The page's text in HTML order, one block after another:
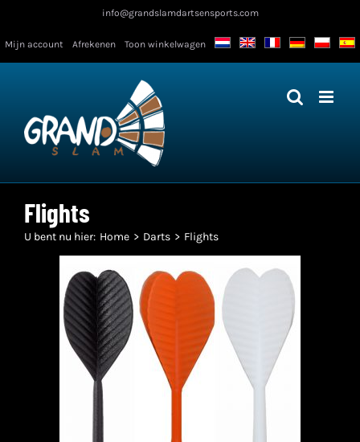
inhoud
info@grandslamdartsensports.com
Mijn account Afrekenen Toon winkelwagen
Flights
U bent nu hier: Home Darts Flights